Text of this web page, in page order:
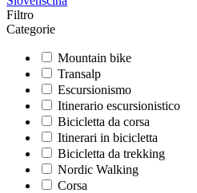
Filtro
Categorie
Mountain bike
Transalp
Escursionismo
Itinerario escursionistico
Bicicletta da corsa
Itinerari in bicicletta
Bicicletta da trekking
Nordic Walking
Corsa